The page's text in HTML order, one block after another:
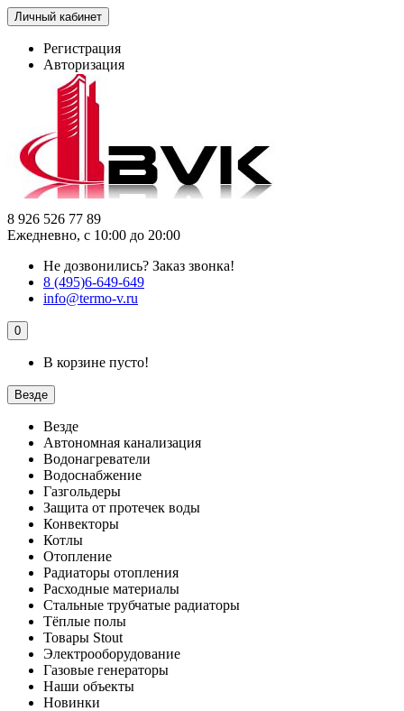
Личный кабинет
Регистрация
Авторизация
8 926 526 77 89
Ежедневно, с 10:00 до 20:00
Не дозвонились? Заказ звонка!
8 (495)6-649-649
info@termo-v.ru
0
В корзине пусто!
Везде
Везде
Автономная канализация
Водонагреватели
Водоснабжение
Газгольдеры
Защита от протечек воды
Конвекторы
Котлы
Отопление
Радиаторы отопления
Расходные материалы
Стальные трубчатые радиаторы
Тёплые полы
Товары Stout
Электрооборудование
Газовые генераторы
Наши объекты
Новинки